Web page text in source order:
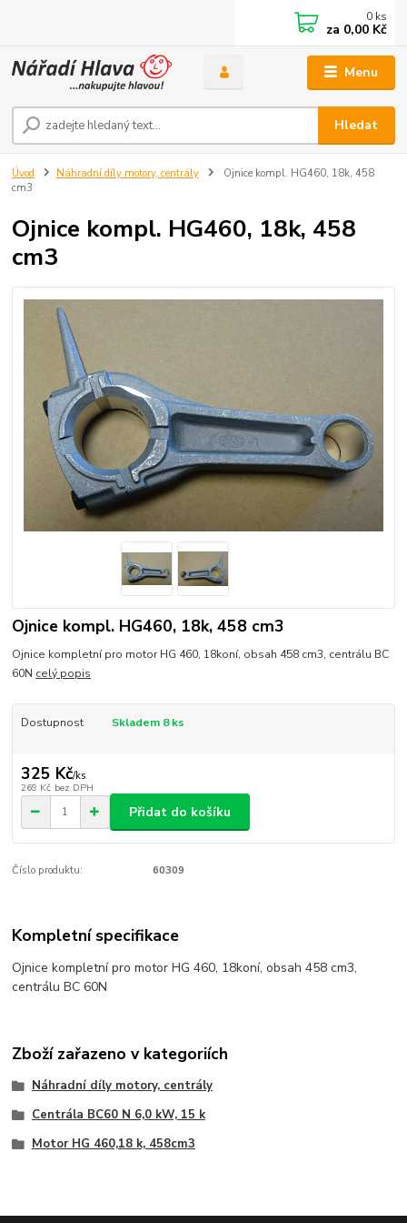
Menu
Hledat
0 ks
za 0,00 Kč
Úvod Náhradní díly motory, centrály
Ojnice kompl. HG460, 18k, 458
cm3
Ojnice kompl. HG460, 18k, 458
cm3
Ojnice kompl. HG460, 18k, 458 cm3
Ojnice kompletní pro motor HG 460, 18koní, obsah 458 cm3, centrálu BC
60N celý popis
Dostupnost Skladem 8 ks
325 Kč/ks
269 Kč bez DPH
Přidat do košíku
Číslo produktu: 60309
Kompletní specifikace
Ojnice kompletní pro motor HG 460, 18koní, obsah 458 cm3,
centrálu BC 60N
Zboží zařazeno v kategoriích
Náhradní díly motory, centrály
Centrála BC60 N 6,0 kW, 15 k
Motor HG 460,18 k, 458cm3